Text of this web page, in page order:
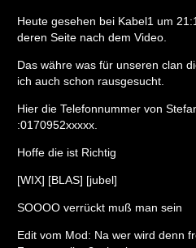
Heute gesehen bei Kabel1 um
deren Seite nach dem Video.
Das währe was für unseren clan
ich auch schon rausgesucht.
Hier die Telefonnummer von
:0170952xxxxx.
Hoffe die ist Richtig
[WIX] [BLAS] [jubel]
SOOOO verrückt muß man sein
Edit vom Mod: Na wer wird denn